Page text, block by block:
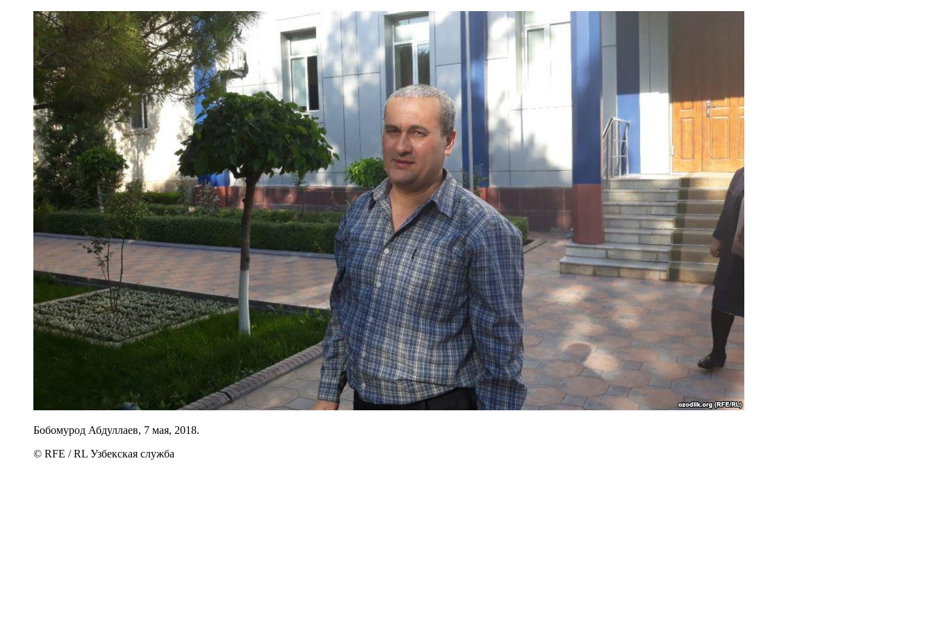
Бобомурод Абдуллаев, 7 мая, 2018.
© RFE / RL Узбекская служба